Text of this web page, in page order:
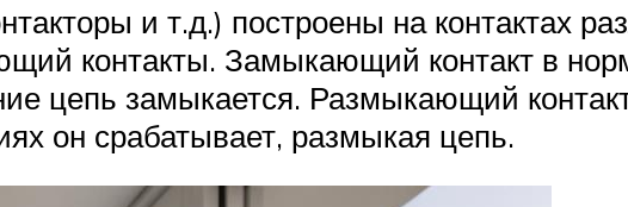
и т.д.) построены на контактах
контакты. Замыкающий контакт в
цепь замыкается. Размыкающий
он срабатывает, размыкая цепь.